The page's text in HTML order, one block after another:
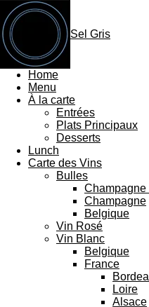
Sel Gris
Home
Menu
À la carte
Entrées
Plats Principaux
Desserts
Lunch
Carte des Vins
Bulles
Champagne
Champagne
Belgique
Vin Rosé
Vin Blanc
Belgique
France
Loire
Alsace